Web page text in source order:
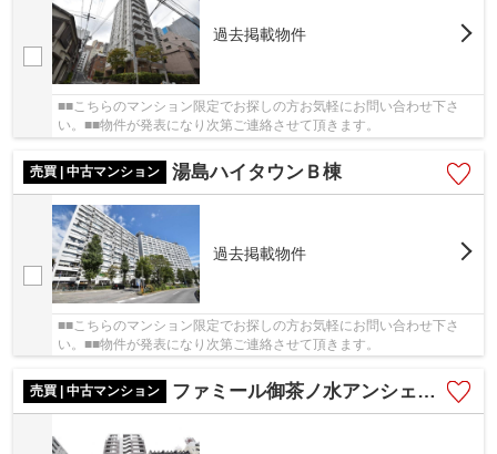
過去掲載物件
■■こちらのマンション限定でお探しの方お気軽にお問い合わせ下さ
い。■■物件が発表になり次第ご連絡させて頂きます。
売買 | 中古マンション 湯島ハイタウンＢ棟
過去掲載物件
■■こちらのマンション限定でお探しの方お気軽にお問い合わせ下さ
い。■■物件が発表になり次第ご連絡させて頂きます。
売買 | 中古マンション ファミール御茶ノ水アンシェール